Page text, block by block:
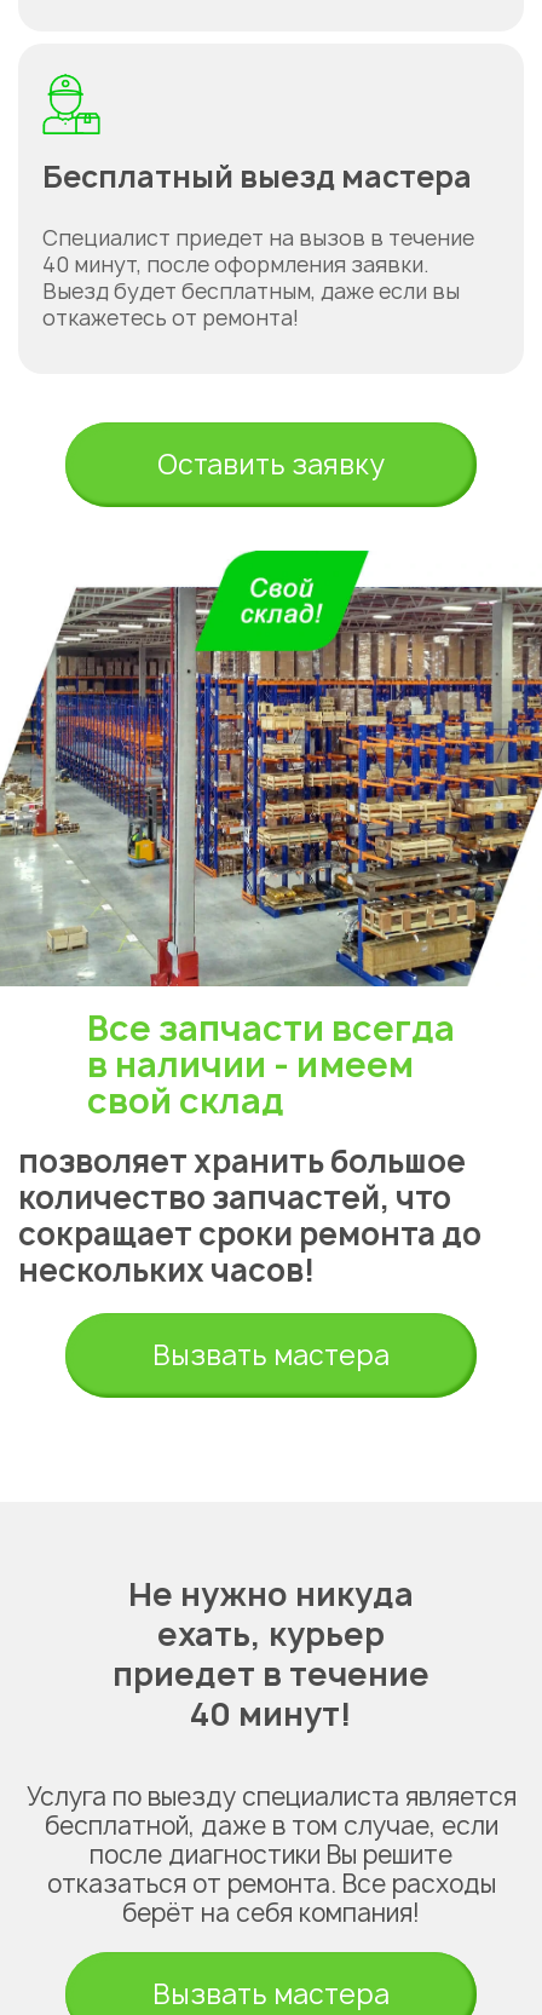
Бесплатный выезд мастера
Специалист приедет на вызов в течение
40 минут, после оформления заявки.
Выезд будет бесплатным, даже если вы
откажетесь от ремонта!
Оставить заявку
Все запчасти всегда
в наличии - имеем
свой склад
позволяет хранить большое
количество запчастей, что
сокращает сроки ремонта до
нескольких часов!
Вызвать мастера
Не нужно никуда
ехать, курьер
приедет в течение
40 минут!
Услуга по выезду специалиста является
бесплатной, даже в том случае, если
после диагностики Вы решите
отказаться от ремонта. Все расходы
берёт на себя компания!
Вызвать мастера
Укажите из какого вы
города